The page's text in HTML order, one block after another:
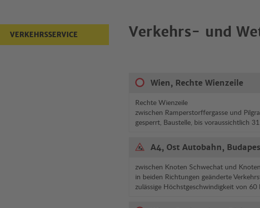
VERKEHRSSERVICE Verkehrs- und
Wien, Rechte Wienzeile
Rechte Wienzeile
zwischen Ramperstorffergasse und
gesperrt, Baustelle, bis voraussichtlich
A4, Ost Autobahn,
zwischen Knoten Schwechat und
in beiden Richtungen geänderte
zulässige Höchstgeschwindigkeit von